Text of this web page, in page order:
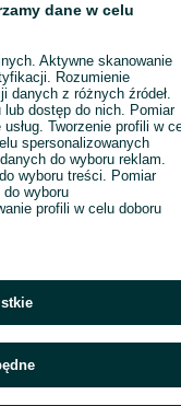
dane w celu
Aktywne skanowanie
Rozumienie
danych z różnych źródeł.
lub dostęp do nich. Pomiar
Tworzenie profili w
spersonalizowanych
do wyboru reklam.
wyboru treści. Pomiar
wyboru
profili w celu doboru